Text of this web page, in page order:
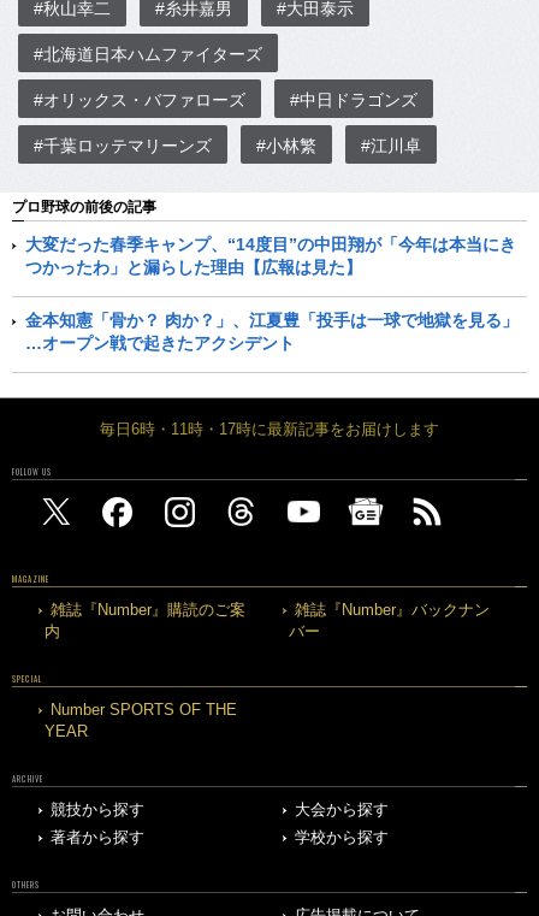
#秋山幸二 #糸井嘉男 #大田泰示
#北海道日本ハムファイターズ
#オリックス・バファローズ #中日ドラゴンズ
#千葉ロッテマリーンズ #小林繁 #江川卓
プロ野球の前後の記事
大変だった春季キャンプ、“14度目”の中田翔が「今年は本当にき
つかったわ」と漏らした理由【広報は見た】
金本知憲「骨か？ 肉か？」、江夏豊「投手は一球で地獄を見る」
…オープン戦で起きたアクシデント
毎日6時・11時・17時に最新記事をお届けします
FOLLOW US
MAGAZINE
雑誌『Number』購読のご案
内
雑誌『Number』バックナン
バー
SPECIAL
Number SPORTS OF THE
YEAR
ARCHIVE
競技から探す
大会から探す
著者から探す
学校から探す
OTHERS